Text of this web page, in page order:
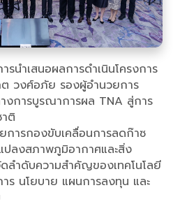
นำเสนอผลการดำเนินโครงการ
วงศ์อภัย รองผู้อำนวยการ
งการบูรณาการผล TNA สู่การ
ติ
ารกองขับเคลื่อนการลดก๊าซ
ปลงสภาพภูมิอากาศและสิ่ง
ลำดับความสำคัญของเทคโนโลยี
าร นโยบาย แผนการลงทุน และ